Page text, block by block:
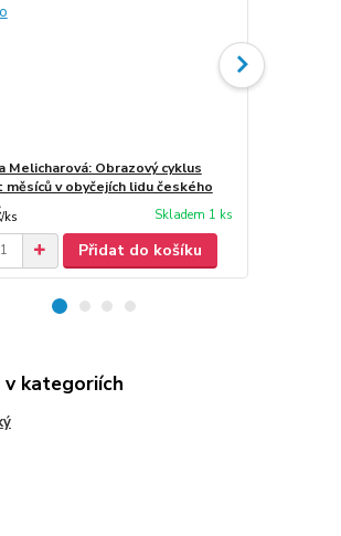
Melicharová: Obrazový cyklus
měsíců v obyčejích lidu českého
/ks Skladem 1 ks
Přidat do košíku
v kategoriích